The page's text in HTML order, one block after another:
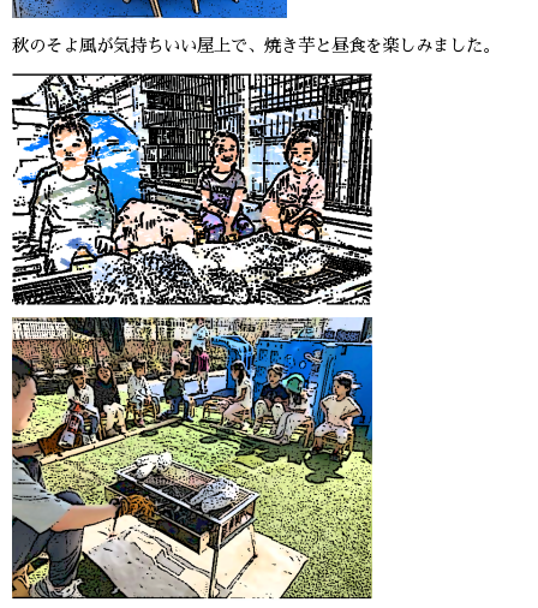
秋のそよ風が気持ちいい屋上で、焼き芋と昼食を楽しみました。